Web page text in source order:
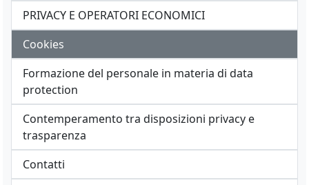
PRIVACY E OPERATORI ECONOMICI
Cookies
Formazione del personale in materia di data
protection
Contemperamento tra disposizioni privacy e
trasparenza
Contatti